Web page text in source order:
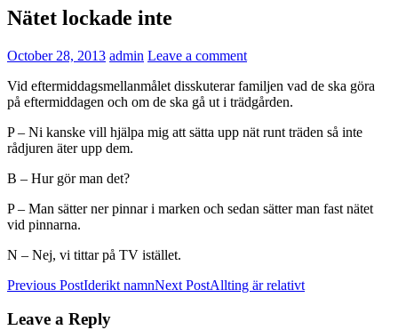
Nätet lockade inte
October 28, 2013 admin Leave a comment
Vid eftermiddagsmellanmålet disskuterar familjen vad de ska göra
på eftermiddagen och om de ska gå ut i trädgården.
P – Ni kanske vill hjälpa mig att sätta upp nät runt träden så inte
rådjuren äter upp dem.
B – Hur gör man det?
P – Man sätter ner pinnar i marken och sedan sätter man fast nätet
vid pinnarna.
N – Nej, vi tittar på TV istället.
Post
navigation
Previous PostIderikt namnNext PostAllting är relativt
Leave a Reply